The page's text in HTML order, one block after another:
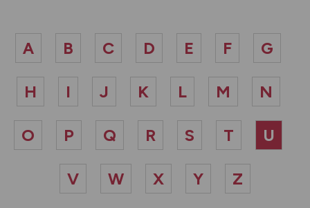
A B C D E F G
H I J K L M N
O P Q R S T U
V W X Y Z